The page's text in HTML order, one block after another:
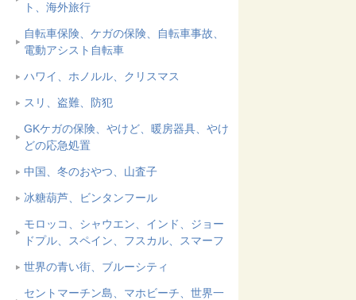
ト、海外旅行
自転車保険、ケガの保険、自転車事故、
電動アシスト自転車
ハワイ、ホノルル、クリスマス
スリ、盗難、防犯
GKケガの保険、やけど、暖房器具、やけ
どの応急処置
中国、冬のおやつ、山査子
冰糖葫芦、ビンタンフール
モロッコ、シャウエン、インド、ジョー
ドプル、スペイン、フスカル、スマーフ
世界の青い街、ブルーシティ
セントマーチン島、マホビーチ、世界一